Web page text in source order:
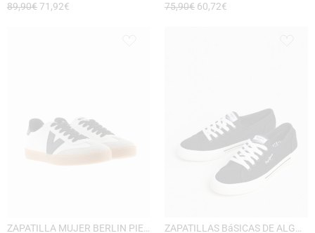
89,90€71,92€
75,90€ 60,72€